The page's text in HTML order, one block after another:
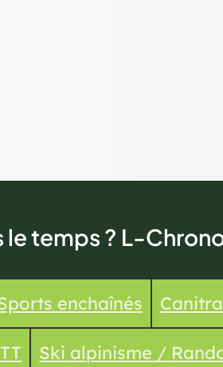
le temps ? L-
enchaînés
Ski alpinisme /